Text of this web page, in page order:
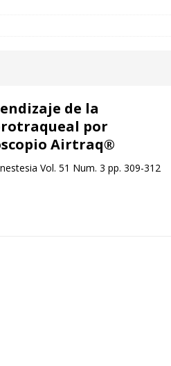
de la
por
Airtraq®
Vol. 51 Num. 3 pp. 309-312